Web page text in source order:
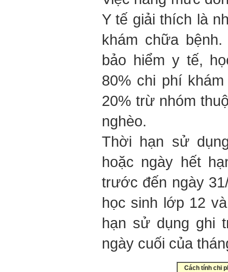
Y tế giải thích là
khám chữa
bảo hiểm y tế,
80% chi phí
20% trừ nhóm
nghèo.
Thời hạn sử
hoặc ngày hết
trước đến ngày
học sinh lớp 12
hạn sử dụng ghi
ngày cuối của
Cách tính chi